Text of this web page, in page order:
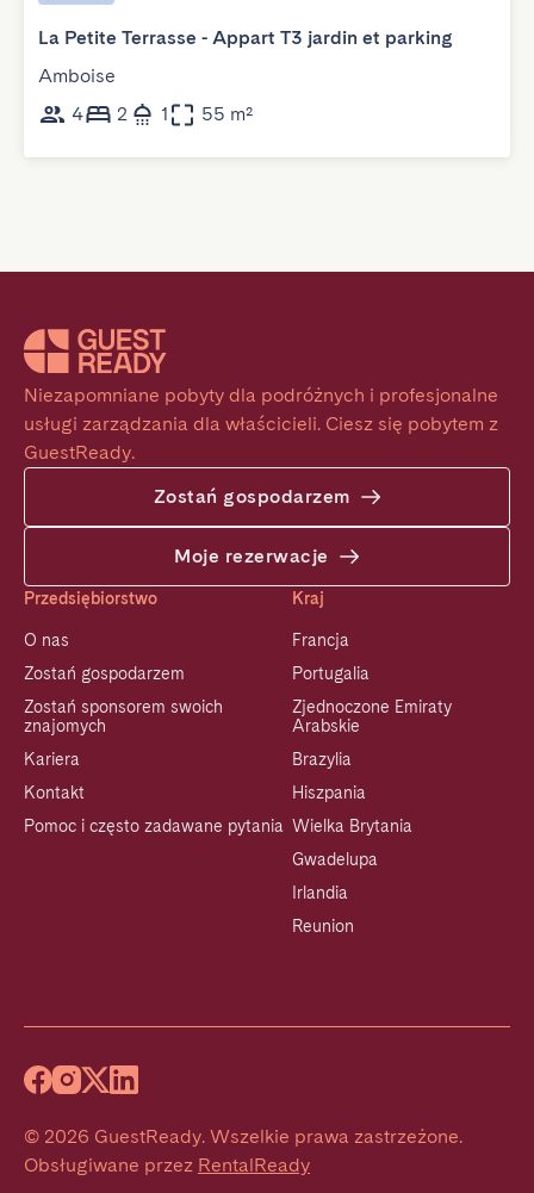
La Petite Terrasse - Appart T3 jardin et parking
Amboise
4
2 1 55 m²
Niezapomniane pobyty dla podróżnych i profesjonalne
usługi zarządzania dla właścicieli. Ciesz się pobytem z
GuestReady.
Zostań gospodarzem
Moje rezerwacje
Przedsiębiorstwo
O nas
Zostań gospodarzem
Zostań sponsorem swoich
znajomych
Kariera
Kontakt
Pomoc i często zadawane pytania
Kraj
Francja
Portugalia
Zjednoczone Emiraty
Arabskie
Brazylia
Hiszpania
Wielka Brytania
Gwadelupa
Irlandia
Reunion
© 2026 GuestReady. Wszelkie prawa zastrzeżone.
Obsługiwane przez RentalReady